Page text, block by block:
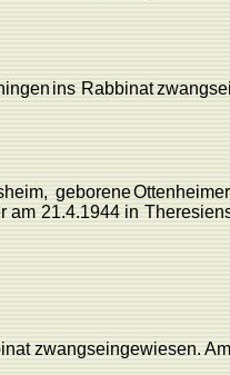
ins Rabbinat
geboreneOttenheimer
am 21.4.1944 in
zwangseingewiesen.